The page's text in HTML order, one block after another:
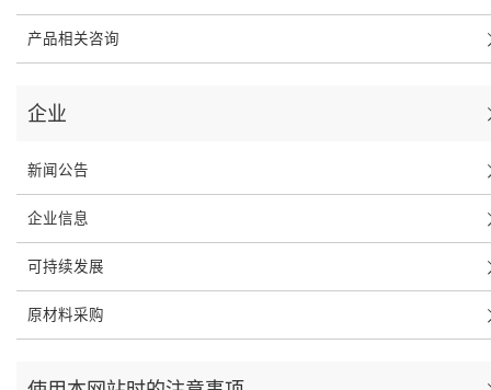
产品相关咨询
企业
新闻公告
企业信息
可持续发展
原材料采购